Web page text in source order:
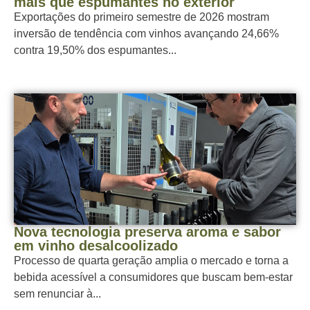
Exportações do primeiro semestre de 2026 mostram
inversão de tendência com vinhos avançando 24,66%
contra 19,50% dos espumantes...
Nova tecnologia preserva aroma e sabor
em vinho desalcoolizado
Processo de quarta geração amplia o mercado e torna a
bebida acessível a consumidores que buscam bem-estar
sem renunciar à...